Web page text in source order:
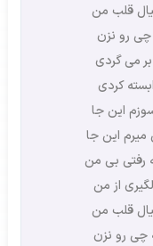
قلب من
چی رو نزن
می گردی
کردی
این جا
میرم این جا
رفتی بی من
از من
قلب من
چی رو نزن